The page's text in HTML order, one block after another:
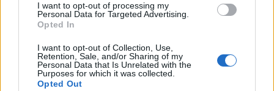
I want to opt-out of processing my
Personal Data for Targeted Advertising.
Opted In
I want to opt-out of Collection, Use,
Retention, Sale, and/or Sharing of my
Personal Data that Is Unrelated with the
Purposes for which it was collected.
Opted Out
Παρί Σεν Ζερμέν
«Συγγνώμη αλλά αυτό νομίζω πως δεν μπορεί να
είναι αποδεκτό ποτέ και από κανέναν αυτό. Είναι
αδιανόητο. Είναι ο κ. Μπέος που όλοι ξέρουμε.
Δυστυχώς. Και είναι και ο μόλις νεοεκλεγείς